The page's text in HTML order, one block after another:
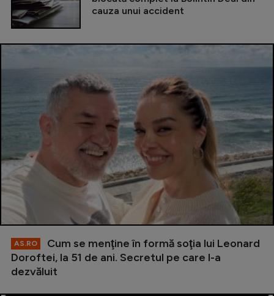
cauza unui accident
AS.RO
Cum se menţine în formă soţia lui Leonard
Doroftei, la 51 de ani. Secretul pe care l-a
dezvăluit